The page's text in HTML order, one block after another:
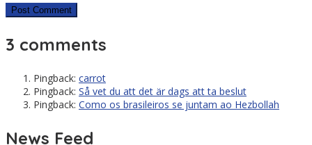
3 comments
Pingback: carrot
Pingback: Så vet du att det är dags att ta beslut
Pingback: Como os brasileiros se juntam ao Hezbollah
News Feed